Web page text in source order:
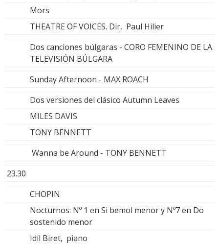
Mors
THEATRE OF VOICES. Dir, Paul Hilier
Dos canciones búlgaras - CORO FEMENINO DE LA
TELEVISIÓN BÚLGARA
Sunday Afternoon - MAX ROACH
Dos versiones del clásico Autumn Leaves
MILES DAVIS
TONY BENNETT
Wanna be Around - TONY BENNETT
23.30
CHOPIN
Nocturnos: Nº 1 en Si bemol menor y Nº7 en Do
sostenido menor
Idil Biret, piano